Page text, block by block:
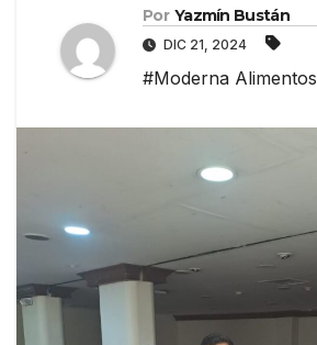
Por Yazmín Bustán
DIC 21, 2024
#Moderna Alimentos